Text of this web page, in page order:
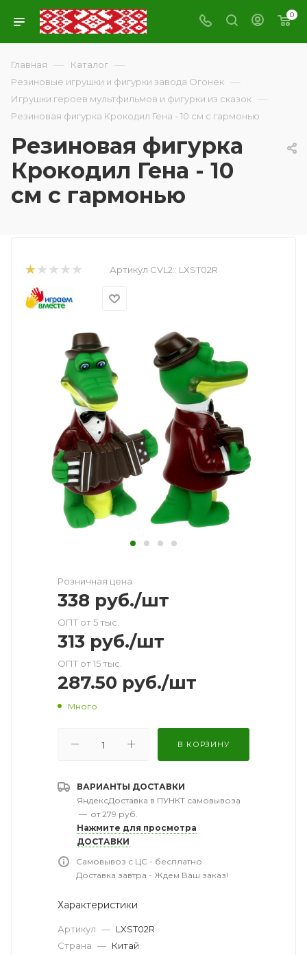
0
Главная — Каталог —
Резиновые игрушки и фигурки завода Огонек —
Игрушки героев мультфильмов и фигурки из сказок —
Резиновая фигурка Крокодил Гена - 10 см с гармонью
Резиновая фигурка
Крокодил Гена - 10
см с гармонью
Артикул CVL2:: LXST02R
Розничная цена
338 руб./шт
ОПТ от 5 тыс.
313 руб./шт
ОПТ от 15 тыс.
287.50 руб./шт
Много
В КОРЗИНУ
ВАРИАНТЫ ДОСТАВКИ
ЯндексДоставка в ПУНКТ самовывоза
— от 279 руб.
Нажмите для просмотра
ДОСТАВКИ
Самовывоз с ЦС - бесплатно
Доставка завтра - Ждем Ваш заказ!
Характеристики
Артикул — LXST02R
Страна — Китай